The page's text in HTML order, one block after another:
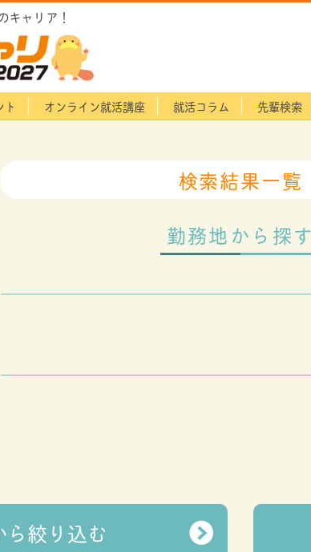
キャリア！
オンライン就活講座 就活コラム 先輩検索
検索結果一覧
勤務地から探す
ら絞り込む